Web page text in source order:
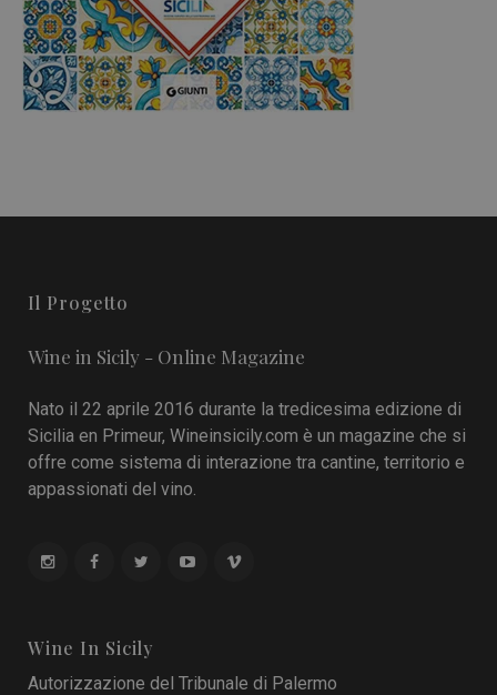
Il Progetto
Wine in Sicily - Online Magazine
Nato il 22 aprile 2016 durante la tredicesima edizione di
Sicilia en Primeur, Wineinsicily.com è un magazine che si
offre come sistema di interazione tra cantine, territorio e
appassionati del vino.
Wine In Sicily
Autorizzazione del Tribunale di Palermo